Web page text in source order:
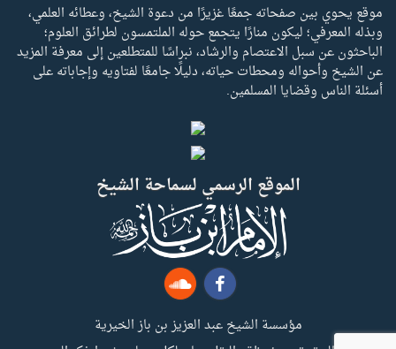
موقع يحوي بين صفحاته جمعًا غزيرًا من دعوة الشيخ، وعطائه العلمي،
وبذله المعرفي؛ ليكون منارًا يتجمع حوله الملتمسون لطرائق العلوم؛
الباحثون عن سبل الاعتصام والرشاد، نبراسًا للمتطلعين إلى معرفة المزيد
عن الشيخ وأحواله ومحطات حياته، دليلًا جامعًا لفتاويه وإجاباته على
أسئلة الناس وقضايا المسلمين.
الموقع الرسمي لسماحة الشيخ
مؤسسة الشيخ عبد العزيز بن باز الخيرية